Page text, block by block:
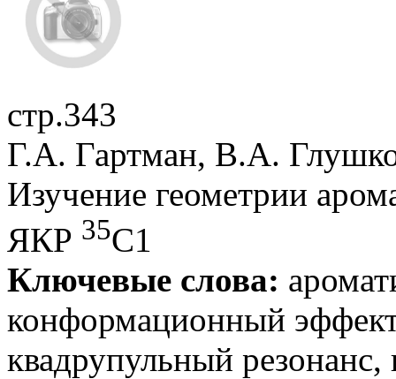
стр.343
Г.А. Гартман, В.А.
Изучение геометрии
ЯКР 35С1
Ключевые слова:
конформационный
квадрупульный резонанс,